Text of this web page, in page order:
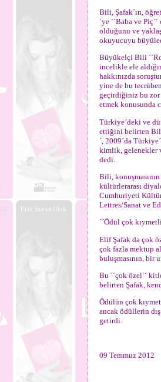
Bili, Şafak´ın,
´ye ´´Baba ve
olduğunu ve
okuyucuyu
Büyükelçi Bili
incelikle ele
hakkınızda
yine de bu
geçirdiğiniz bu zor
etmek konusunda
Türkiye´deki ve
ettiğini belirten
´, 2009´da
kimlik, gelenekler
dedi.
Bili,
kültürlerarası
Cumhuriyeti Kültür
Lettres/Sanat ve
´´Ödül çok
Elif Şafak da çok
çok fazla mektup
buluşmasının, bir
Bu ´´çok özel´´
belirten Şafak,
Ödülün çok
ancak ödüllerin
getirdi.
09 Temmuz 2012